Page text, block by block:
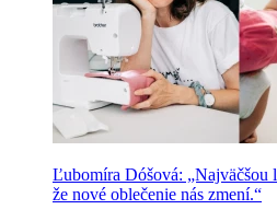
Ľubomíra Dóšová: „Najväčšou
že nové oblečenie nás zmení.“